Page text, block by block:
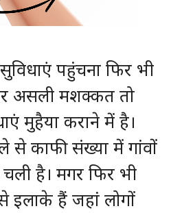
पहुंचना फिर भी
असली मशक्कत तो
मुहैया कराने में है।
से काफी संख्या में गांवों
है। मगर फिर भी
हैं जहां लोगों